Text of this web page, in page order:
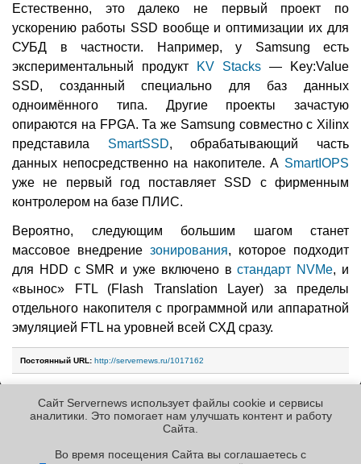
Естественно, это далеко не первый проект по
ускорению работы SSD вообще и оптимизации их для
СУБД в частности. Например, у Samsung есть
экспериментальный продукт
KV Stacks — Key:Value
SSD, созданный специально для баз данных
одноимённого типа. Другие проекты зачастую
опираются на FPGA. Та же Samsung совместно с Xilinx
представила SmartSSD, обрабатывающий часть
данных непосредственно на накопителе. А SmartIOPS
уже не первый год поставляет SSD с фирменным
контролером на базе ПЛИС.
Вероятно, следующим большим шагом станет
массовое внедрение зонирования, которое подходит
для HDD с SMR и уже включено встандарт NVMe, и
«вынос» FTL (Flash Translation Layer) за пределы
отдельного накопителя с программной или аппаратной
эмуляцией FTL на уровней всей СХД сразу.
Постоянный URL: http://servernews.ru/1017162
Следующие новости »
Сайт Servernews использует файлы cookie и сервисы
аналитики. Это помогает нам улучшать контент и работу
Cайта.
Во время посещения Cайта вы соглашаетесь с